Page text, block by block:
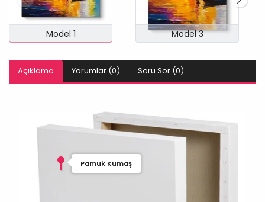
Model 1 Model 3
Açıklama Yorumlar (0) Soru Sor (0)
Pamuk Kumaş